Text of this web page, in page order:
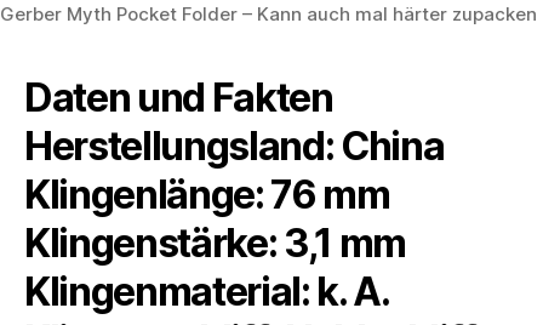
Gerber Myth Pocket Folder – Kann auch mal härter zupacken
Daten und Fakten
Herstellungsland: China
Klingenlänge: 76 mm
Klingenstärke: 3,1 mm
Klingenmaterial: k. A.